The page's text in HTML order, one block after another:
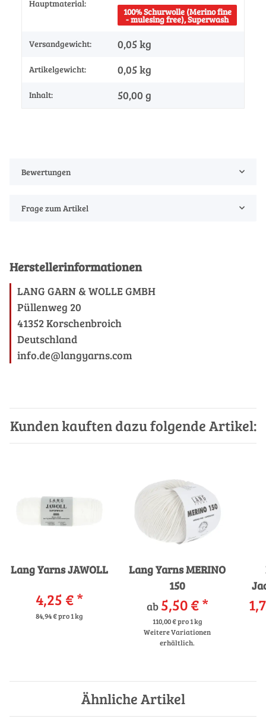
Hauptmaterial:
100% Schurwolle (Merino fine
- mulesing free), Superwash
Versandgewicht: 0,05 kg
Artikelgewicht: 0,05 kg
Inhalt: 50,00 g
Bewertungen
Frage zum Artikel
Herstellerinformationen
LANG GARN & WOLLE GMBH
Püllenweg 20
41352 Korschenbroich
Deutschland
info.de@langyarns.com
Kunden kauften dazu folgende Artikel:
Lang Yarns JAWOLL
4,25 €*
84,94 € pro 1 kg
Lang Yarns MERINO
150
ab 5,50 €*
110,00 € pro 1 kg
Weitere Variationen
erhältlich.
Ähnliche Artikel